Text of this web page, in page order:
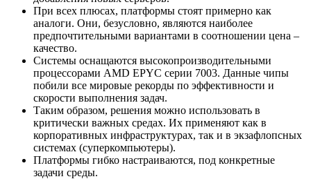
При всех плюсах, платформы стоят примерно как
аналоги. Они, безусловно, являются наиболее
предпочтительными вариантами в соотношении цена –
качество.
Системы оснащаются высокопроизводительными
процессорами AMD EPYC серии 7003. Данные чипы
побили все мировые рекорды по эффективности и
скорости выполнения задач.
Таким образом, решения можно использовать в
критически важных средах. Их применяют как в
корпоративных инфраструктурах, так и в экзафлопсных
системах (суперкомпьютеры).
Платформы гибко настраиваются, под конкретные
задачи среды.